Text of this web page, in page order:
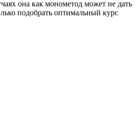
она как монометод может не дать
подобрать оптимальный курс